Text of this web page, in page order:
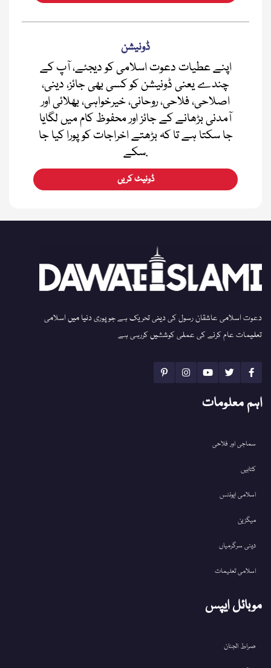
ڈونیشن
اپنے عطیات دعوت اسلامی کو دیجئے، آپ کے
چندے یعنی ڈونیشن کو کسی بھی جائز، دینی،
اصلاحی، فلاحی، روحانی، خیرخواہی، بھلائی اور
آمدنی بڑھانے کے جائز اور محفوظ کام میں لگایا
جا سکتا ہے تا کہ بڑھتے اخراجات کو پورا کیا جا
سکے.
ڈونیٹ کریں
دعوت اسلامی عاشقان رسول کی دینی تحریک ہے جو پوری دنیا میں اسلامی
تعلیمات عام کرنے کی عملی کوششیں کررہی ہے
اہم معلومات
سماجی اور فلاحی
کتابیں
اسلامی ایونٹس
میگزین
دینی سرگرمیاں
اسلامی تعلیمات
موبائل ایپس
صراط الجنان